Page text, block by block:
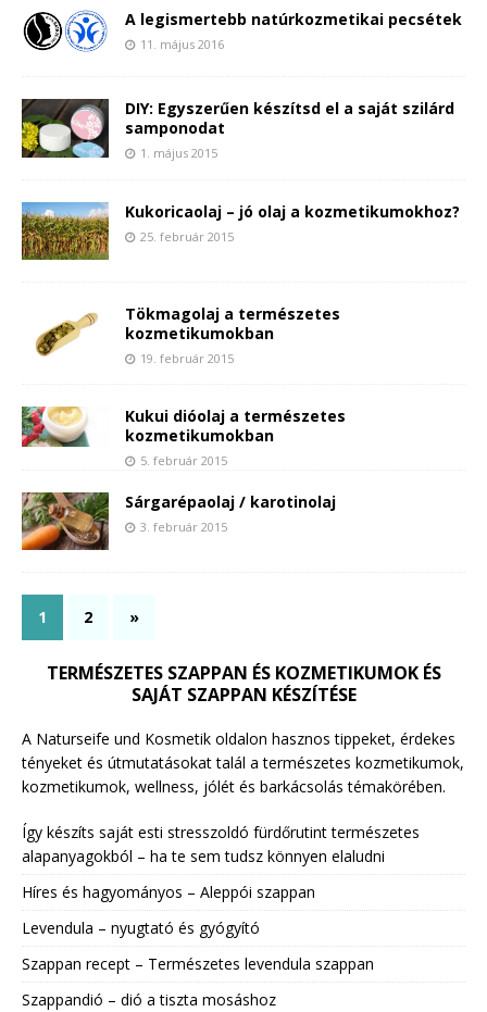
A legismertebb natúrkozmetikai pecsétek
11. május 2016
DIY: Egyszerűen készítsd el a saját szilárd
samponodat
1. május 2015
Kukoricaolaj – jó olaj a kozmetikumokhoz?
25. február 2015
Tökmagolaj a természetes
kozmetikumokban
19. február 2015
Kukui dióolaj a természetes
kozmetikumokban
5. február 2015
Sárgarépaolaj / karotinolaj
3. február 2015
1 2 »
TERMÉSZETES SZAPPAN ÉS KOZMETIKUMOK ÉS
SAJÁT SZAPPAN KÉSZÍTÉSE
A Naturseife und Kosmetik oldalon hasznos tippeket, érdekes
tényeket és útmutatásokat talál a természetes kozmetikumok,
kozmetikumok, wellness, jólét és barkácsolás témakörében.
Így készíts saját esti stresszoldó fürdőrutint természetes
alapanyagokból – ha te sem tudsz könnyen elaludni
Híres és hagyományos – Aleppói szappan
Levendula – nyugtató és gyógyító
Szappan recept – Természetes levendula szappan
Szappandió – dió a tiszta mosáshoz